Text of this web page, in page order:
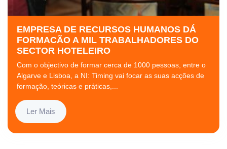
EMPRESA DE RECURSOS HUMANOS DÁ
FORMACÃO A MIL TRABALHADORES DO
SECTOR HOTELEIRO
Com o objectivo de formar cerca de 1000 pessoas, entre o
Algarve e Lisboa, a NI: Timing vai focar as suas acções de
formação, teóricas e práticas,...
Ler Mais